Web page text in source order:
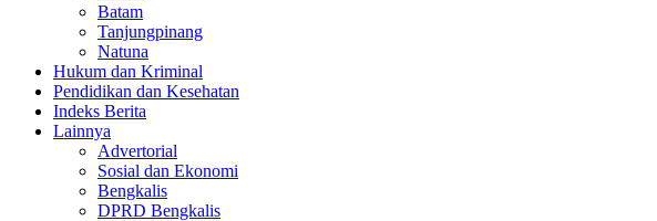
Batam
Tanjungpinang
Natuna
Hukum dan Kriminal
Pendidikan dan Kesehatan
Indeks Berita
Lainnya
Advertorial
Sosial dan Ekonomi
Bengkalis
DPRD Bengkalis